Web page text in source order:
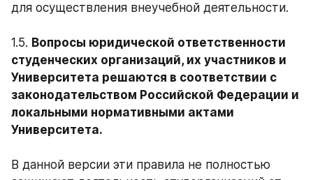
для осуществления внеучебной деятельности.
1.5. Вопросы юридической ответственности
студенческих организаций, их участников и
Университета решаются в соответствии с
законодательством Российской Федерации и
локальными нормативными актами
Университета.
В данной версии эти правила не полностью